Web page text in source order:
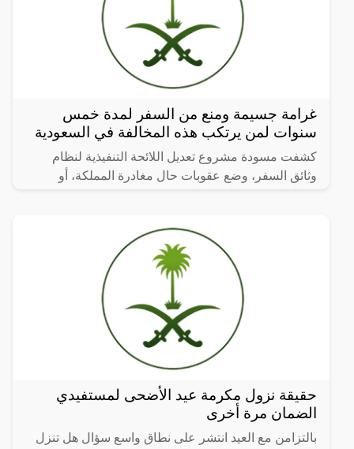
غرامة جسيمة ومنع من السفر لمدة خمس
سنوات لمن يرتكب هذه المخالفة في السعودية
كشفت مسودة مشروع تعديل اللائحة التنفيذية لنظام
وثائق السفر، وضع عقوبات حال مغادرة المملكة، أو
حقيقة نزول مكرمة عيد الأضحى لمستفيدي
الضمان مرة أخرى
بالتزامن مع العيد انتشر على نطاق واسع سؤال هل تنزل